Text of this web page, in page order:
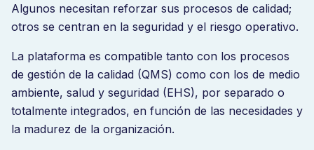
Algunos necesitan reforzar sus procesos de calidad;
otros se centran en la seguridad y el riesgo operativo.
La plataforma es compatible tanto con los procesos
de gestión de la calidad (QMS) como con los de medio
ambiente, salud y seguridad (EHS), por separado o
totalmente integrados, en función de las necesidades y
la madurez de la organización.